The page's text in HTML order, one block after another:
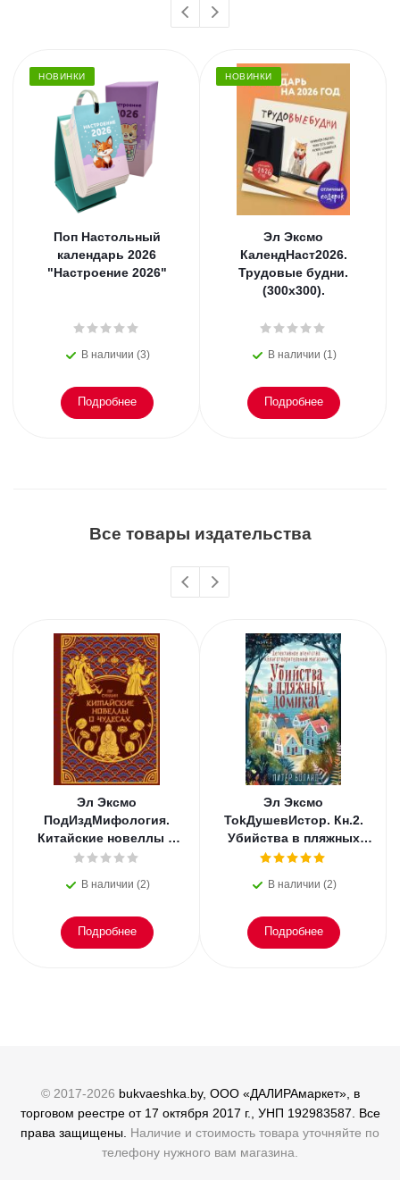
НОВИНКИ
Поп Настольный
календарь 2026
"Настроение 2026"
В наличии (3)
Подробнее
НОВИНКИ
Эл Эксмо
КалендНаст2026.
Трудовые будни.
(300х300).
В наличии (1)
Подробнее
Все товары издательства
Эл Эксмо
ПодИздМифология.
Китайские новеллы о
чудесах. Коллекционное
иллюстрациями
В наличии (2)
Подробнее
Эл Эксмо
TokДушевИстор. Кн.2.
Убийства в пляжных
домиках.
В наличии (2)
Подробнее
© 2017-2026 bukvaeshka.by, ООО «ДАЛИРАмаркет», в
торговом реестре от 17 октября 2017 г., УНП 192983587. Все
права защищены. Наличие и стоимость товара уточняйте по
телефону нужного вам магазина.